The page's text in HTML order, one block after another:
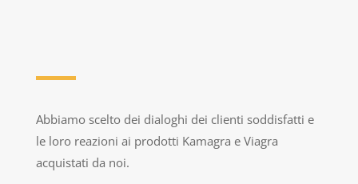
Abbiamo scelto dei dialoghi dei clienti soddisfatti e
le loro reazioni ai prodotti Kamagra e Viagra
acquistati da noi.